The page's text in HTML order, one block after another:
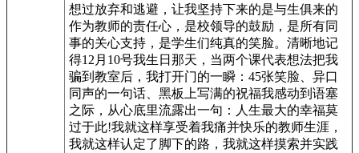
想过放弃和逃避，让我坚持下来的是与生俱来的
作为教师的责任心，是校领导的鼓励，是所有同
事的关心支持，是学生们纯真的笑脸。清晰地记
得12月10号我生日那天，当两个课代表想法把我
骗到教室后，我打开门的一瞬：45张笑脸、异口
同声的一句话、黑板上写满的祝福我感动到语塞
之际，从心底里流露出一句：人生最大的幸福莫
过于此!我就这样享受着我痛并快乐的教师生涯，
我就这样认定了脚下的路，我就这样摸索并实践